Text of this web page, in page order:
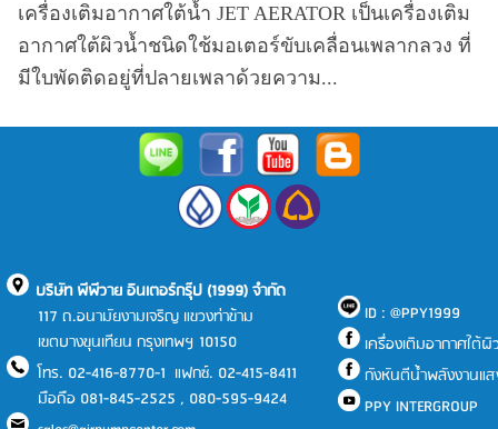
เครื่องเติมอากาศใต้น้ำ JET AERATOR เป็นเครื่องเติม
อากาศใต้ผิวน้ำชนิดใช้มอเตอร์ขับเคลื่อนเพลากลวง ที่
มีใบพัดติดอยู่ที่ปลายเพลาด้วยความ...
บริษัท พีพีวาย อินเตอร์กรุ๊ป (1999) จำกัด
117 ถ.อนามัยงามเจริญ แขวงท่าข้าม
เขตบางขุนเทียน กรุงเทพฯ 10150
โทร. 02-416-8770-1 แฟกซ์. 02-415-8411
มือถือ 081-845-2525 , 080-595-9424
ID : @PPY1999
เครื่องเติมอากาศใต้
กังหันตีน้ำพลังงานแส
PPY INTERGROUP